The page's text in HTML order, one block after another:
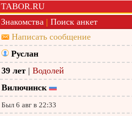
TABOR.RU
Знакомства | Поиск анкет
Написать сообщение
Руслан
39 лет | Водолей
Вилючинск
Был 6 авг в 22:33